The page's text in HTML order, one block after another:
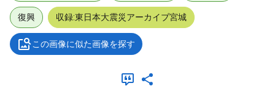
復興 収録:東日本大震災アーカイブ宮城
この画像に似た画像を探す